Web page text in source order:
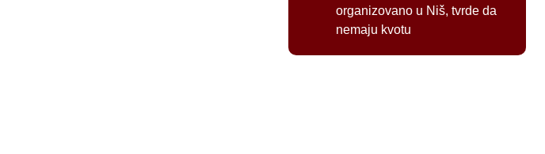
organizovano u Niš, tvrde da
nemaju kvotu